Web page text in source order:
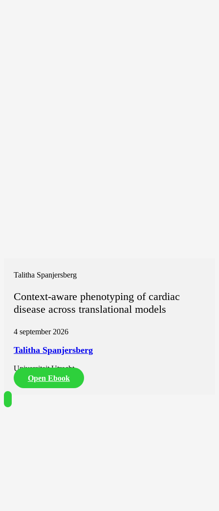
Talitha Spanjersberg
Context-aware phenotyping of cardiac
disease across translational models
4 september 2026
Talitha Spanjersberg
Universiteit Utrecht
Open Ebook